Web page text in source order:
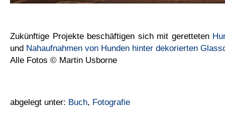
Zukünftige Projekte beschäftigen sich mit geretteten
und Nahaufnahmen von Hunden hinter dekorierten
Alle Fotos © Martin Usborne
abgelegt unter: Buch, Fotografie